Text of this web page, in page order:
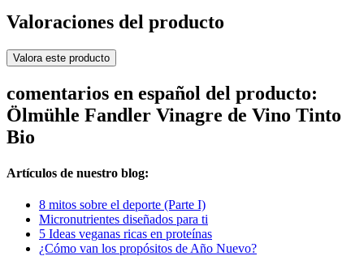
Valoraciones del producto
Valora este producto
comentarios en español del producto:
Ölmühle Fandler Vinagre de Vino Tinto
Bio
Artículos de nuestro blog:
8 mitos sobre el deporte (Parte I)
Micronutrientes diseñados para ti
5 Ideas veganas ricas en proteínas
¿Cómo van los propósitos de Año Nuevo?